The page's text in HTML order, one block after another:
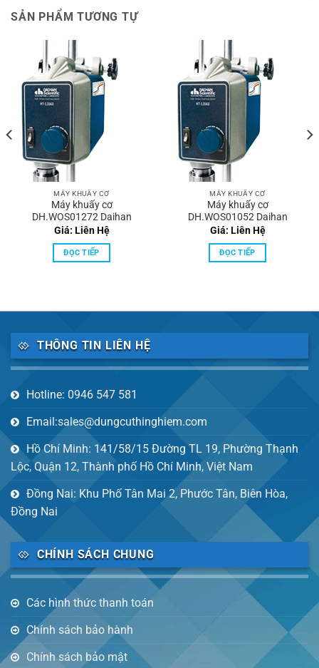
SẢN PHẨM TƯƠNG TỰ
MÁY KHUẤY CƠ
Máy khuấy cơ
DH.WOS01272 Daihan
Giá: Liên Hệ
ĐỌC TIẾP
MÁY KHUẤY CƠ
Máy khuấy cơ
DH.WOS01052 Daihan
Giá: Liên Hệ
ĐỌC TIẾP
THÔNG TIN LIÊN HỆ
Hotline: 0946 547 581
Email:sales@dungcuthinghiem.com
Hồ Chí Minh: 141/58/15 Đường TL 19, Phường Thạnh
Lộc, Quận 12, Thành phố Hồ Chí Minh, Việt Nam
Đồng Nai: Khu Phố Tân Mai 2, Phước Tân, Biên Hòa,
Đồng Nai
CHÍNH SÁCH CHUNG
Các hình thức thanh toán
Chính sách bảo hành
Chính sách bảo mật